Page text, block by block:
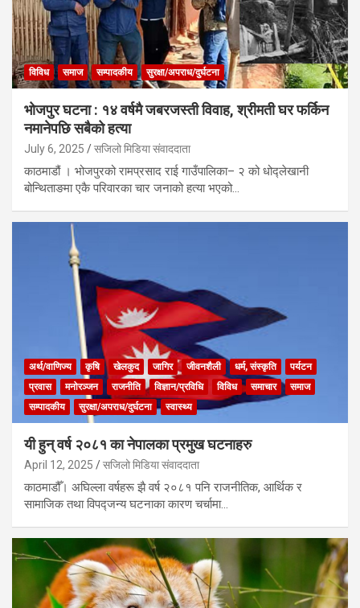
विविध समाज सम्पादकीय सुरक्षा/अपराध/दुर्घटना
भोजपुर घटना : १४ वर्षमै जबरजस्ती विवाह, श्रीमती घर फर्किन
नमानेपछि सबैको हत्या
July 6, 2025 सजिलो मिडिया संवाददाता
काठमाडौं । भोजपुरको रामप्रसाद राई गाउँपालिका– २ को धोद्लेखानी
बोन्थिताङमा एकै परिवारका चार जनाको हत्या भएको…
अर्थ/वाणिज्य कृषि खेलकुद जागिर जीवनशैली धर्म, संस्कृति
पर्यटन
प्रवास
मनोरञ्जन राजनीति विज्ञान/प्रविधि विविध समाचार
समाज
सम्पादकीय
सुरक्षा/अपराध/दुर्घटना स्वास्थ्य
यी हुन् वर्ष २०८१ का नेपालका प्रमुख घटनाहरु
April 12, 2025 सजिलो मिडिया संवाददाता
काठमाडौँ। अघिल्ला वर्षहरू झै वर्ष २०८१ पनि राजनीतिक, आर्थिक र
सामाजिक तथा विपद्जन्य घटनाका कारण चर्चामा…